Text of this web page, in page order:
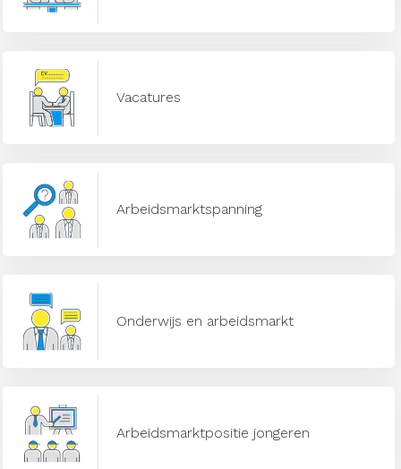
Vacatures
Arbeidsmarktspanning
Onderwijs en arbeidsmarkt
Arbeidsmarktpositie jongeren